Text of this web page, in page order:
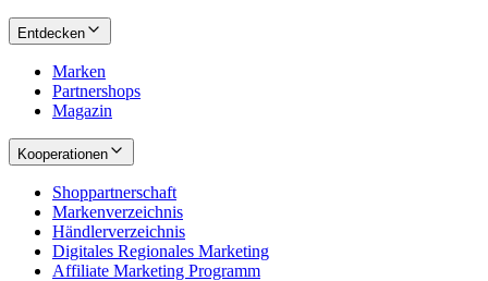
Entdecken
Marken
Partnershops
Magazin
Kooperationen
Shoppartnerschaft
Markenverzeichnis
Händlerverzeichnis
Digitales Regionales Marketing
Affiliate Marketing Programm